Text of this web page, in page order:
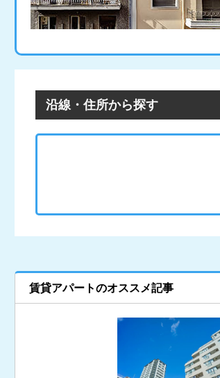
沿線・住所から探す
賃貸アパートのオススメ記事